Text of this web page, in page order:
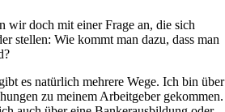
wir doch mit einer Frage an, die sich
stellen: Wie kommt man dazu, dass man
es natürlich mehrere Wege. Ich bin über
zu meinem Arbeitgeber gekommen.